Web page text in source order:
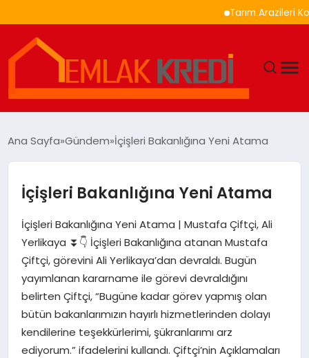
Tarım Arazileri
EKONOMI
DÜNYA
EĞITIM
MAGAZIN
SAĞLIK
SIYASET
Ana Sayfa Gündem İçişleri Bakanlığına Yeni Atama
İçişleri Bakanlığına Yeni Atama
İçişleri Bakanlığına Yeni Atama | Mustafa Çiftçi, Ali
Yerlikaya ⏬👇 İçişleri Bakanlığına atanan Mustafa
Çiftçi, görevini Ali Yerlikaya’dan devraldı. Bugün
yayımlanan kararname ile görevi devraldığını
belirten Çiftçi, “Bugüne kadar görev yapmış olan
bütün bakanlarımızın hayırlı hizmetlerinden dolayı
kendilerine teşekkürlerimi, şükranlarımı arz
ediyorum.” ifadelerini kullandı. Çiftçi’nin Açıklamaları